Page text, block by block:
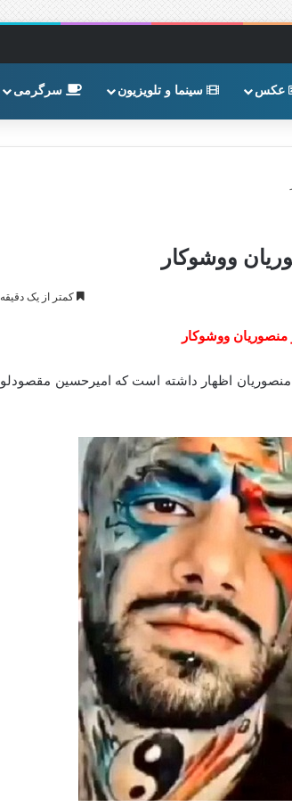
عکس سینما و تلویزیون سرگرمی
ووشوکار
کمتر از یک دقیقه
منصوریان ووشوکار
منصوریان اظهار داشته است که امیرحسین مقصودلو